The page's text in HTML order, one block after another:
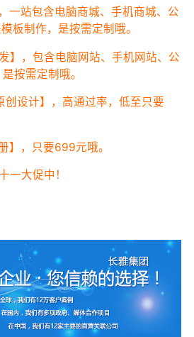
一站包含电脑商城、手机商城、公
板制作，是按需定制哦。
】，包含电脑网站、手机网站、公
按需定制哦。
创设计】，高通过率，低至只要
】，只要699元哦。
一大促中！